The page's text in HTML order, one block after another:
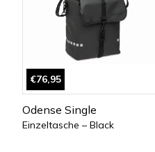
€76,95
Odense Single
Einzeltasche – Black